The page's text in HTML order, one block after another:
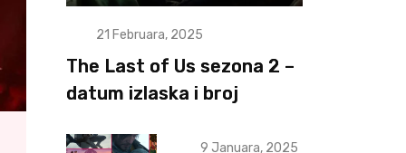
21 Februara, 2025
The Last of Us sezona 2 –
datum izlaska i broj
9 Januara, 2025